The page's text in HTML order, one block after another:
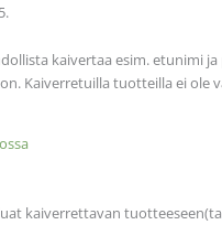
kaivertaa esim. etunimi ja
Kaiverretuilla tuotteilla ei ole
kaiverrettavan